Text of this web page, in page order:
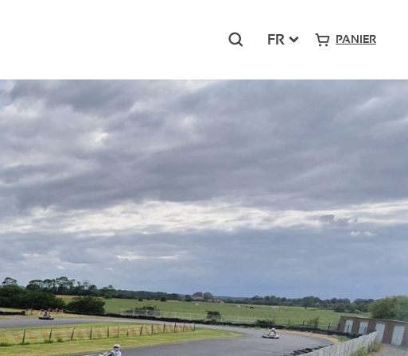
Grand-Sud
Pont Royal – Mallemort
Presqu’île du Ponant – La Grande Motte
Rechercher
FR PANIER